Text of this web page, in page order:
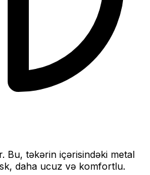
Bu, təkərin içərisindəki metal
daha ucuz və komfortlu.